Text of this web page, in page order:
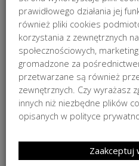
Wazon ceramiczny OKO
3
prawidłowego działania jej
również pliki cookies
korzystania z zewnętrznych
społecznościowych,
gromadzone za
przetwarzane są również
zewnętrznych. Czy wyrażasz
innych niż niezbędne plików
opisanych w polityce
Zaakceptuj